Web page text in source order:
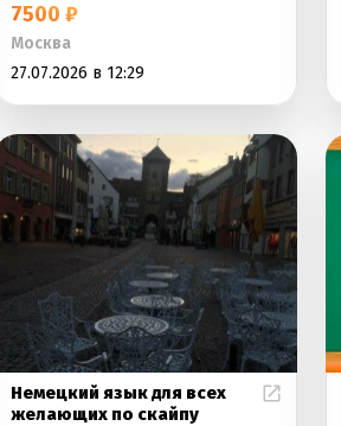
7500 ₽
Москва
27.07.2026 в 12:29
Немецкий язык для всех
желающих по скайпу